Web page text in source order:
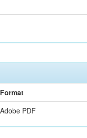
Format
Adobe PDF